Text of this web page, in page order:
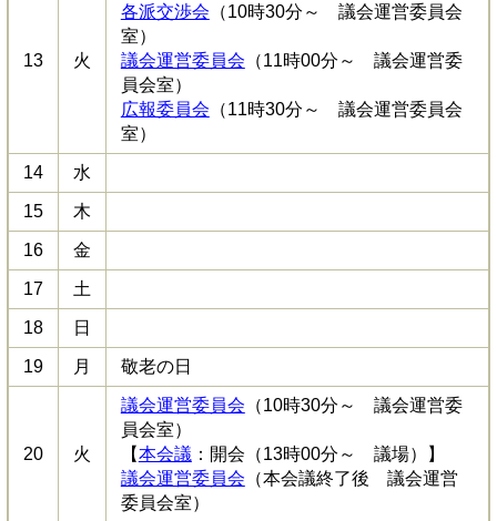
13 火
各派交渉会 （10時30分～ 議会運営委員会
室）
議会運営委員会 （11時00分～ 議会運営委
員会室）
広報委員会 （11時30分～ 議会運営委員会
室）
14 水
15 木
16 金
17 土
18 日
19 月 敬老の日
20 火
議会運営委員会 （10時30分～ 議会運営委
員会室）
【本会議 ：開会（13時00分～ 議場）】
議会運営委員会 （本会議終了後 議会運営
委員会室）